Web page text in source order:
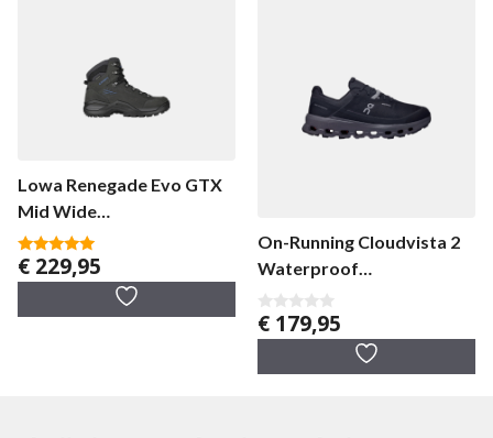
Lowa Renegade Evo GTX
Mid Wide
herenwandelschoen
5.00
van 5
€ 229,95
On-Running Cloudvista 2
Waterproof
herenwandelschoen
0
v
5
€ 179,95